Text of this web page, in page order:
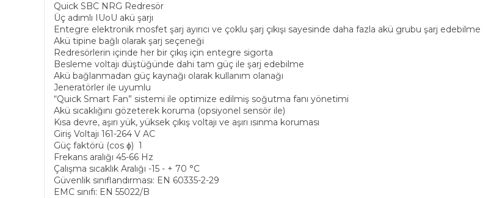
Quick SBC NRG Redresör
Üç adımlı IUoU akü şarjı
Entegre elektronik mosfet şarj ayırıcı ve çoklu şarj çıkışı sayesinde daha fazla akü grubu şarj edebilme
Akü tipine bağlı olarak şarj seçeneği
Redresörlerin içinde her bir çıkış için entegre sigorta
Besleme voltajı düştüğünde dahi tam güç ile şarj edebilme
Akü bağlanmadan güç kaynağı olarak kullanım olanağı
Jeneratörler ile uyumlu
“Quick Smart Fan” sistemi ile optimize edilmiş soğutma fanı yönetimi
Akü sıcaklığını gözeterek koruma (opsiyonel sensör ile)
Kısa devre, aşırı yük, yüksek çıkış voltajı ve aşırı ısınma koruması
Giriş Voltajı 161-264 V AC
Güç faktörü (cos ϕ) 1
Frekans aralığı 45-66 Hz
Çalışma sıcaklık Aralığı -15 - + 70 °C
Güvenlik sınıflandırması: EN 60335-2-29
EMC sınıfı: EN 55022/B